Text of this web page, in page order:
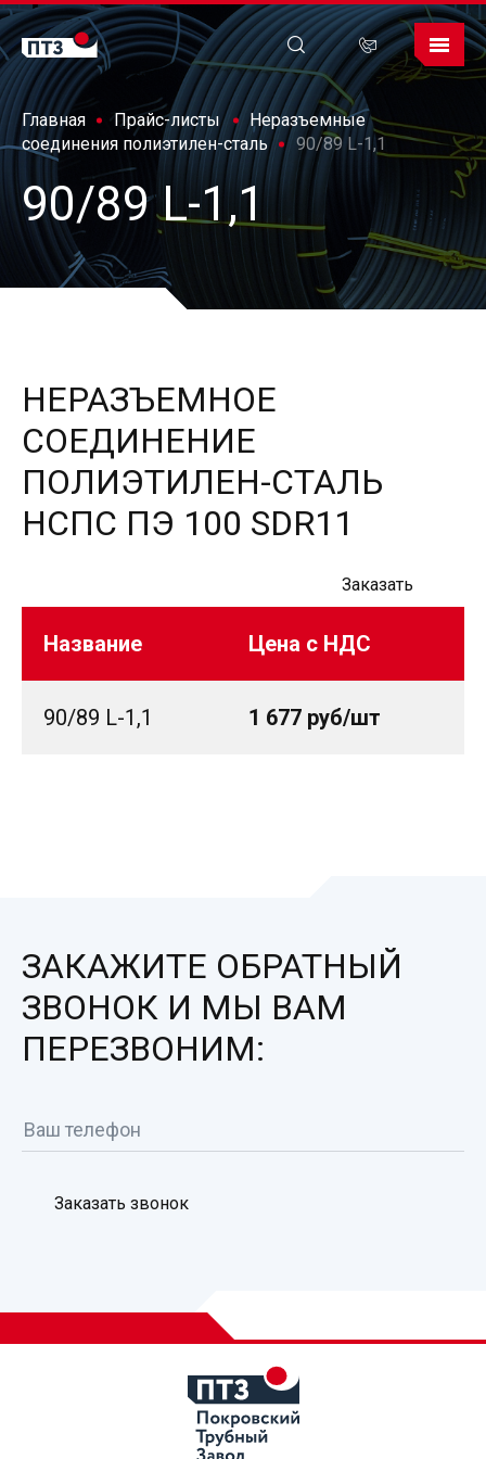
Главная Прайс-листы
Неразъемные
соединения полиэтилен-сталь
90/89 L-1,1
90/89 L-1,1
НЕРАЗЪЕМНОЕ
СОЕДИНЕНИЕ
ПОЛИЭТИЛЕН-СТАЛЬ
НСПС ПЭ 100 SDR11
Заказать
Название Цена с НДС
90/89 L-1,1 1 677 руб/шт
ЗАКАЖИТЕ ОБРАТНЫЙ
ЗВОНОК И МЫ ВАМ
ПЕРЕЗВОНИМ:
Заказать звонок